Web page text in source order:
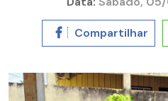
Compartilhar